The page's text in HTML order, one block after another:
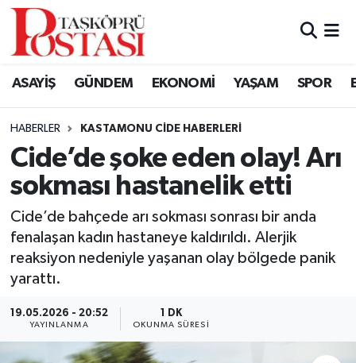
ASAYİŞ GÜNDEM EKONOMİ YAŞAM SPOR
HABERLER KASTAMONU CIDE HABERLERI
Cide’de şoke eden olay! Arı
sokması hastanelik etti
Cide’de bahçede arı sokması sonrası bir anda
fenalaşan kadın hastaneye kaldırıldı. Alerjik
reaksiyon nedeniyle yaşanan olay bölgede panik
yarattı.
19.05.2026 - 20:52
YAYINLANMA
1 DK
OKUNMA SÜRESI
Kastamonu Vefat Edenler
Araç Haberleri
Azdavay Haberleri
Bozkurt Haberleri
Cide Haberleri